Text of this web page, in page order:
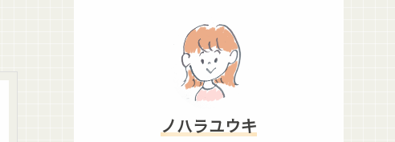
ノハラユウキ